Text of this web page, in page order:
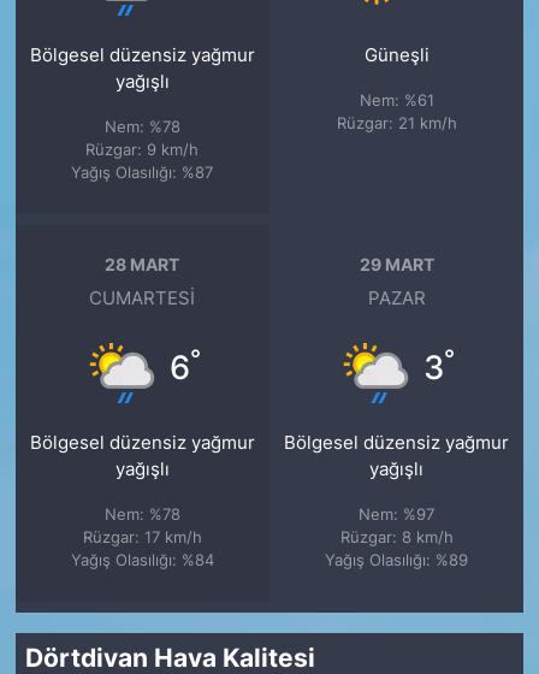
Bölgesel düzensiz yağmur
yağışlı
Nem: %78
Rüzgar: 9 km/h
Yağış Olasılığı: %87
Güneşli
Nem: %61
Rüzgar: 21 km/h
28 MART
CUMARTESI
6°
Bölgesel düzensiz yağmur
yağışlı
Nem: %78
Rüzgar: 17 km/h
Yağış Olasılığı: %84
29 MART
PAZAR
3°
Bölgesel düzensiz yağmur
yağışlı
Nem: %97
Rüzgar: 8 km/h
Yağış Olasılığı: %89
Dörtdivan Hava Kalitesi